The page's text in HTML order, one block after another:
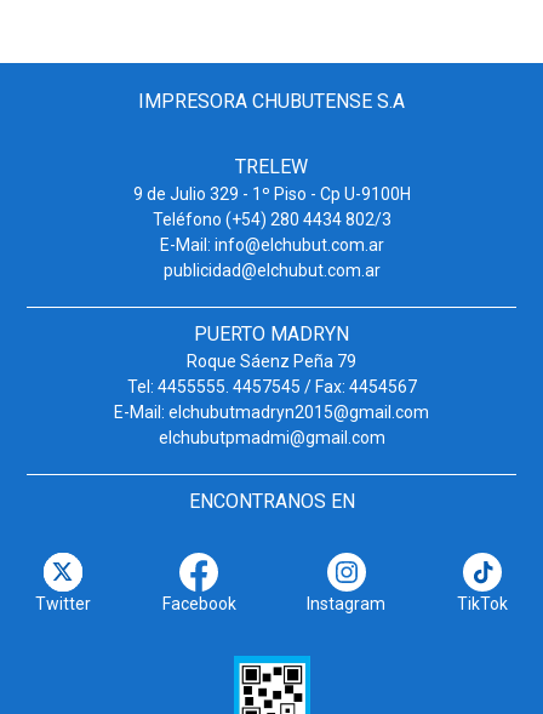
IMPRESORA CHUBUTENSE S.A
TRELEW
9 de Julio 329 - 1º Piso - Cp U-9100H
Teléfono (+54) 280 4434 802/3
E-Mail: info@elchubut.com.ar
publicidad@elchubut.com.ar
PUERTO MADRYN
Roque Sáenz Peña 79
Tel: 4455555. 4457545 / Fax: 4454567
E-Mail: elchubutmadryn2015@gmail.com
elchubutpmadmi@gmail.com
ENCONTRANOS EN
Twitter Facebook Instagram TikTok